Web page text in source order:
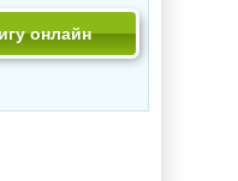
онлайн